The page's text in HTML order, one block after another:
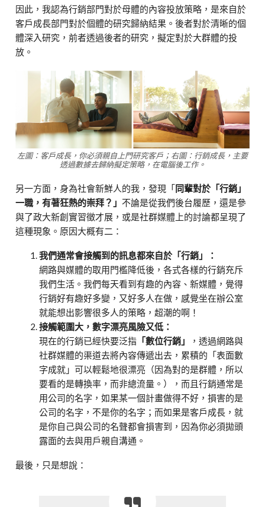
因此，我認為行銷部門對於母體的內容投放策略，是來自於
客戶成長部門對於個體的研究歸納結果。後者對於清晰的個
體深入研究，前者透過後者的研究，擬定對於大群體的投
放。
左圖：客戶成長，你必須親自上門研究客戶；右圖：行銷成長，主要
透過數據去歸納擬定策略，在電腦後工作。
另一方面，身為社會新鮮人的我，發現「同輩對於「行銷」
一職，有著狂熱的崇拜？」不論是從我們後台履歷，還是參
與了政大新創實習徵才展，或是社群媒體上的討論都呈現了
這種現象。原因大概有二：
我們通常會接觸到的訊息都來自於「行銷」：
網路與媒體的取用門檻降低後，各式各樣的行銷充斥
我們生活。我們每天看到有趣的內容、新媒體，覺得
行銷好有趣好多變，又好多人在做，感覺坐在辦公室
就能想出影響很多人的策略，超潮的啊！
接觸範圍大，數字漂亮風險又低：
現在的行銷已經快要泛指 「數位行銷」
，透過網路與
社群媒體的渠道去將內容傳遞出去，累積的「表面數
字成就」可以輕鬆地很漂亮（因為對的是群體，所以
要看的是轉換率，而非總流量。），而且行銷通常是
用公司的名字，如果某一個計畫做得不好，損害的是
公司的名字，不是你的名字；而如果是客戶成長，就
是你自己與公司的名聲都會損害到，因為你必須拋頭
露面的去與用戶親自溝通。
最後，只是想說：